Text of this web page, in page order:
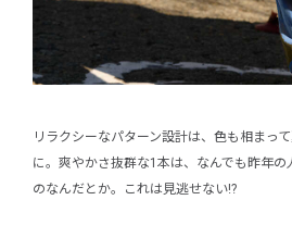
リラクシーなパターン設計は、色も相まっ
に。爽やかさ抜群な1本は、なんでも昨年の
のなんだとか。これは見逃せない!?